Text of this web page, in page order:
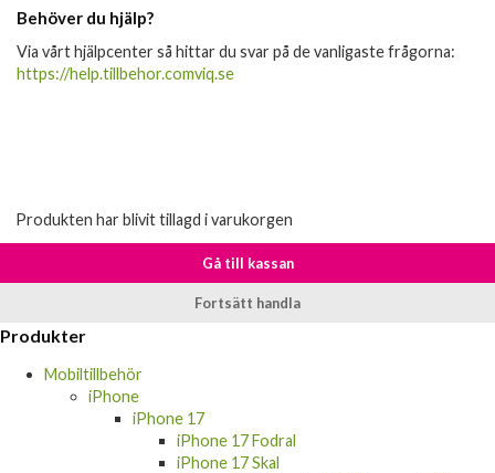
Behöver du hjälp?
Via vårt hjälpcenter så hittar du svar på de vanligaste frågorna:
https://help.tillbehor.comviq.se
Produkten har blivit tillagd i varukorgen
Gå till kassan
Fortsätt handla
Produkter
Mobiltillbehör
iPhone
iPhone 17
iPhone 17 Fodral
iPhone 17 Skal